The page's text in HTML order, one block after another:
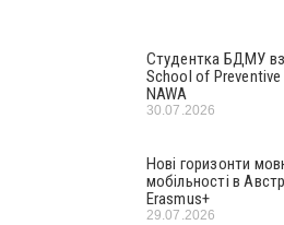
Студентка БДМУ
School of
NAWA
30.07.2026
Нові горизонти
мобільності в
Erasmus+
29.07.2026